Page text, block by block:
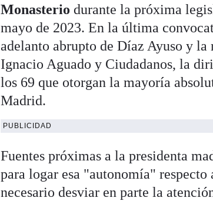
Monasterio durante la próxima
mayo de 2023. En la última
adelanto abrupto de Díaz Ayuso y
Ignacio Aguado y Ciudadanos, la
los 69 que otorgan la mayoría
Madrid.
PUBLICIDAD
Fuentes próximas a la presidenta
para logar esa "autonomía" respecto
necesario desviar en parte la